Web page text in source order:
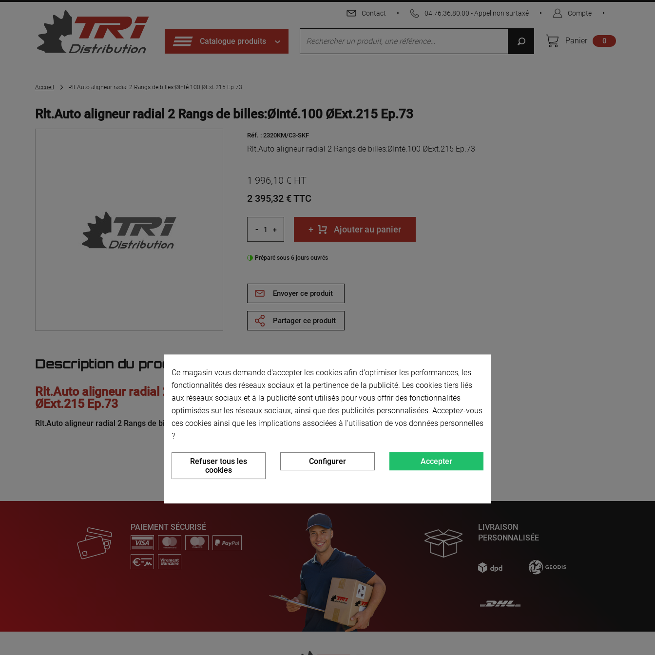
Catalogue produits Panier 0
Contact • 04.76.36.80.00 - Appel non surtaxé • Compte •
Accueil Rlt.Auto aligneur radial 2 Rangs de billes:ØInté.100 ØExt.215 Ep.73
Rlt.Auto aligneur radial 2 Rangs de billes:ØInté.100 ØExt.215 Ep.73
Réf. : 2320KM/C3-SKF
Rlt.Auto aligneur radial 2 Rangs de billes:ØInté.100 ØExt.215 Ep.73
1 996,10 € HT
2 395,32 €TTC
- + + Ajouter au panier
Préparé sous 6 jours ouvrés
Envoyer ce produit
Partager ce produit
Description du produit
Rlt.Auto aligneur radial 2 Rangs de billes:ØInté.100
ØExt.215 Ep.73
Rlt.Auto aligneur radial 2 Rangs de billes:ØInté.100 ØExt.215 Ep.73
PAIEMENT SÉCURISÉ
LIVRAISON
PERSONNALISÉE
Ce magasin vous demande d'accepter les cookies afin d'optimiser les performances, les
fonctionnalités des réseaux sociaux et la pertinence de la publicité. Les cookies tiers liés
aux réseaux sociaux et à la publicité sont utilisés pour vous offrir des fonctionnalités
optimisées sur les réseaux sociaux, ainsi que des publicités personnalisées. Acceptez-vous
ces cookies ainsi que les implications associées à l'utilisation de vos données personnelles
?
Accepter
Refuser tous les
cookies
Configurer